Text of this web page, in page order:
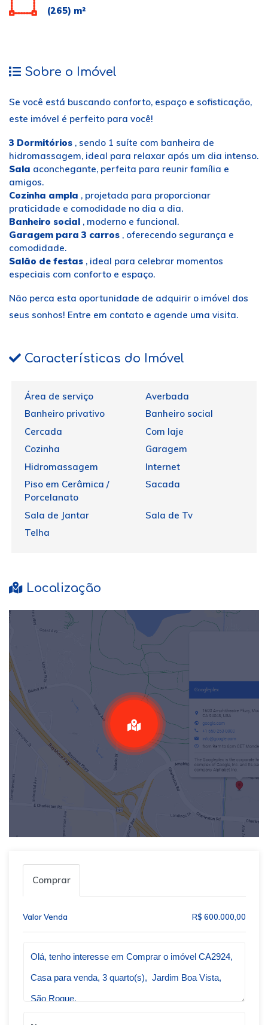
(265) m²
Sobre o Imóvel
Se você está buscando conforto, espaço e sofisticação,
este imóvel é perfeito para você!
3 Dormitórios , sendo 1 suíte com banheira de
hidromassagem, ideal para relaxar após um dia intenso.
Sala aconchegante, perfeita para reunir família e
amigos.
Cozinha ampla , projetada para proporcionar
praticidade e comodidade no dia a dia.
Banheiro social , moderno e funcional.
Garagem para 3 carros , oferecendo segurança e
comodidade.
Salão de festas , ideal para celebrar momentos
especiais com conforto e espaço.
Não perca esta oportunidade de adquirir o imóvel dos
seus sonhos! Entre em contato e agende uma visita.
Características do Imóvel
Área de serviço
Averbada
Banheiro privativo
Banheiro social
Cercada
Com laje
Cozinha
Garagem
Hidromassagem
Internet
Piso em Cerâmica /
Porcelanato
Sacada
Sala de Jantar
Sala de Tv
Telha
Localização
Comprar
Valor Venda R$ 600.000,00